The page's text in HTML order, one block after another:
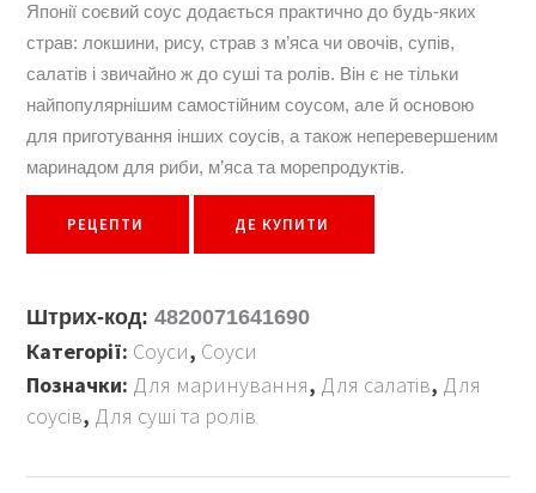
Японії соєвий соус додається практично до будь-яких
страв: локшини, рису, страв з м’яса чи овочів, супів,
салатів і звичайно ж до сушi та ролів. Він є не тільки
найпопулярнішим самостійним соусом, але й основою
для приготування інших соусів, а також неперевершеним
маринадом для риби, м’яса та морепродуктів.
РЕЦЕПТИ ДЕ КУПИТИ
Штрих-код:4820071641690
Категорії: Соуси, Соуси
Позначки: Для маринування, Для салатів, Для
соусів, Для суші та ролів